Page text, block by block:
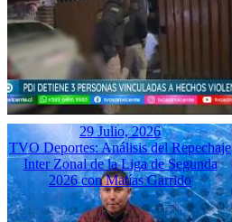
29 Julio, 2026
TVO Deportes: Análisis del Repechaje
Inter Zonal de la Liga de Segunda
2026 con Matías Garrido